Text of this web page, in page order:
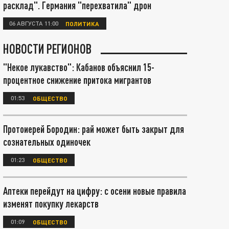
расклад". Германия "перехватила" дрон
06 АВГУСТА 11:00 ПОЛИТИКА
НОВОСТИ РЕГИОНОВ
"Некое лукавство": Кабанов объяснил 15-
процентное снижение притока мигрантов
01:53 ОБЩЕСТВО
Протоиерей Бородин: рай может быть закрыт для
сознательных одиночек
01:23 ОБЩЕСТВО
Аптеки перейдут на цифру: с осени новые правила
изменят покупку лекарств
01:09 ОБЩЕСТВО